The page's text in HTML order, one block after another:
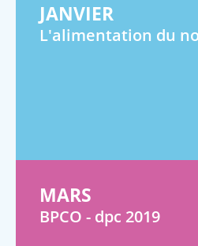
JANVIER
L'alimentation du
MARS
BPCO - dpc 2019